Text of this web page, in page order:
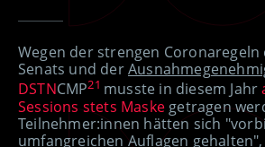
Wegen der strengen
Senats und der
DSTNCMP21 musste in diesem Jahr
Sessions stets Maske getragen
Teilnehmer:innen hätten sich
umfangreichen Auflagen